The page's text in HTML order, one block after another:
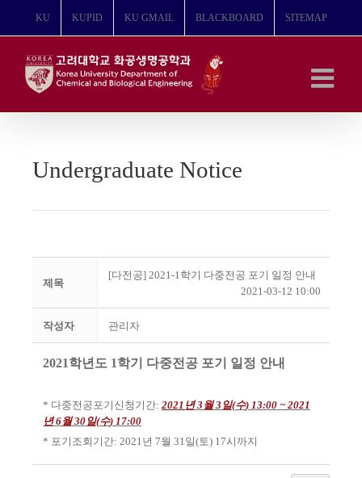
뛰
KU KUPID KU GMAIL BLACKBOARD SITEMAP
Undergraduate Notice
제목
[다전공] 2021-1학기 다중전공 포기 일정 안내
2021-03-12 10:00
작성자 관리자
2021학년도 1학기 다중전공 포기 일정 안내
* 다중전공포기신청기간: 2021 년3 월3 일(수) 13:00 ~ 2021
년6월30일(수) 17:00
* 포기조회기간: 2021년 7월 31일(토) 17시까지